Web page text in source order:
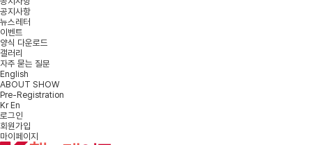
공지사항
뉴스레터
이벤트
양식 다운로드
갤러리
자주 묻는 질문
English
ABOUT SHOW
Pre-Registration
Kr En
로그인
회원가입
마이페이지